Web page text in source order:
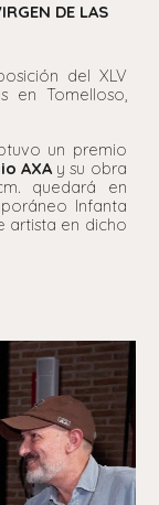
DE LAS
del XLV
en Tomelloso,
un premio
AXAy su obra
quedará en
Infanta
artista en dicho